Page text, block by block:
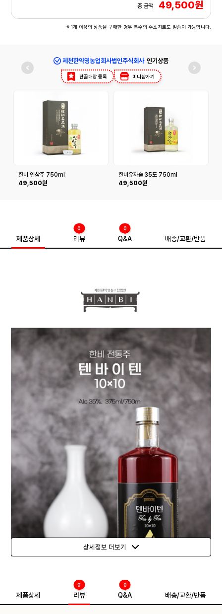
총 금액 49,500원
※ 1개 이상의 상품을 구매한 경우 복수의 주소지로도 발송이 가능합니다.
제천한약영농업회사법인주식회사 인기상품
단골매장 등록 미니샵가기
한비 인삼주 750ml
49,500원
한비유자술 35도 750ml
49,500원
제품상세 리뷰
0
Q&A
0
배송/교환/반품
상세정보 더보기
제품상세 리뷰
0
Q&A
0
배송/교환/반품